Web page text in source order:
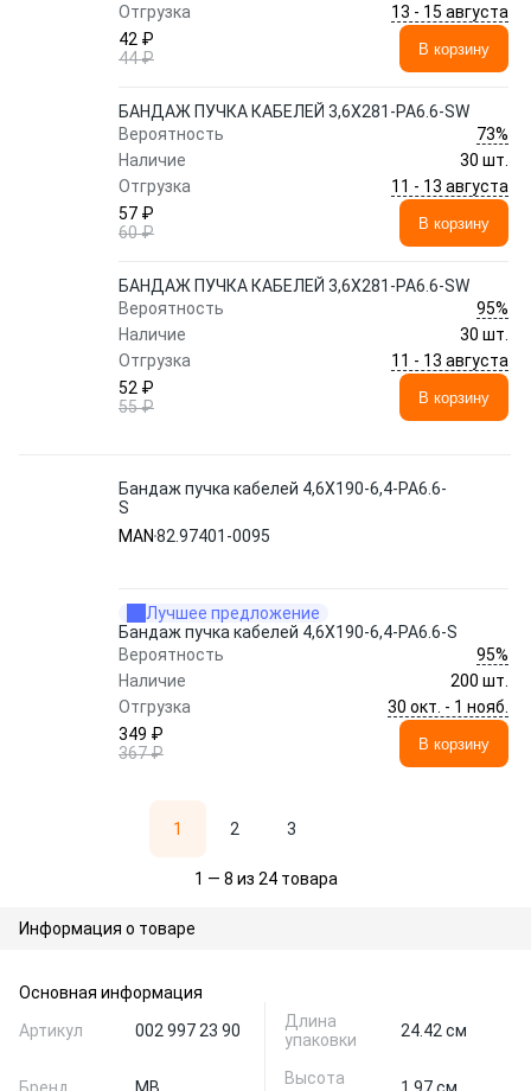
Отгрузка
13 - 15 августа
42 ₽
44 ₽
В корзину
БАНДАЖ ПУЧКА КАБЕЛЕЙ 3,6X281-PA6.6-SW
Вероятность
73%
Наличие
30 шт.
Отгрузка
11 - 13 августа
57 ₽
60 ₽
В корзину
БАНДАЖ ПУЧКА КАБЕЛЕЙ 3,6X281-PA6.6-SW
Вероятность
95%
Наличие
30 шт.
Отгрузка
11 - 13 августа
52 ₽
55 ₽
В корзину
Бандаж пучка кабелей 4,6X190-6,4-PA6.6-
S
MAN 82.97401-0095
Лучшее предложение
Бандаж пучка кабелей 4,6X190-6,4-PA6.6-S
Вероятность
95%
Наличие
200 шт.
Отгрузка
30 окт. - 1 нояб.
349 ₽
367 ₽
В корзину
1 2 3
1 — 8 из 24 товара
Информация о товаре
Основная информация
Артикул
002 997 23 90
Длина
упаковки
24.42 см
Высота